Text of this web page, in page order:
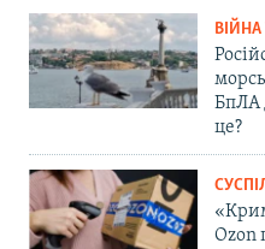
БпЛА
це?
Ozon